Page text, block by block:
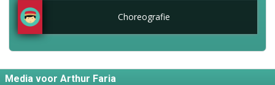
Choreografie
Media voor Arthur Faria